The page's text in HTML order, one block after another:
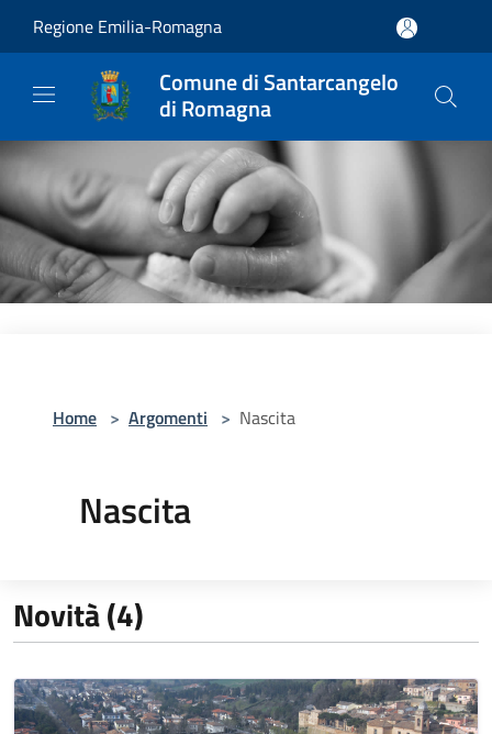
Regione Emilia-Romagna
Comune di Santarcangelo
di Romagna
Home > Argomenti > Nascita
Nascita
Novità (4)